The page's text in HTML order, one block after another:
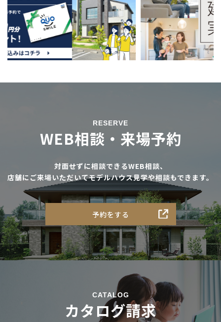
RESERVE
WEB相談・来場予約
対面せずに相談できるWEB相談、
店舗にご来場いただいてモデルハウス見学や相談もできます。
予約をする
CATALOG
カタログ請求